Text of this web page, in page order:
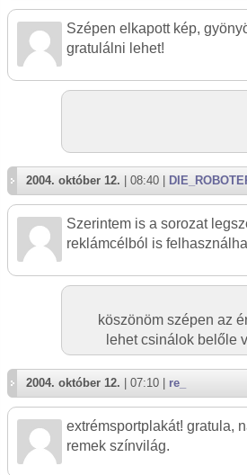
Szépen elkapott kép,
gratulálni lehet!
2004. október 12. | 08:40 |
Szerintem is a sorozat
reklámcélból is
köszönöm szépen az
lehet csinálok belőle
2004. október 12. | 07:10 | re_
extrémsportplakát! gratula,
remek színvilág.